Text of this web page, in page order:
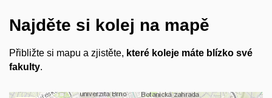
Najděte si kolej na mapě
Přibližte si mapu a zjistěte, které koleje máte blízko své
fakulty.